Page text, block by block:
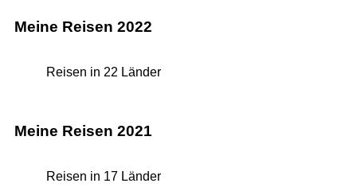
Meine Reisen 2022
Reisen in 22 Länder
Meine Reisen 2021
Reisen in 17 Länder